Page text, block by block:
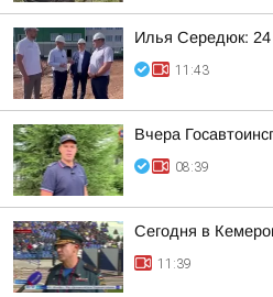
Илья Середюк: 24
11:43
Вчера
08:39
Сегодня в
11:39